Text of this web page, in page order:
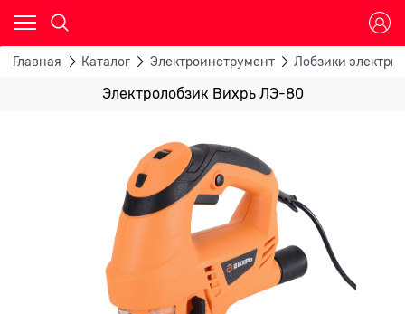
Главная Каталог Электроинструмент Лобзики
Электролобзик Вихрь ЛЭ-80